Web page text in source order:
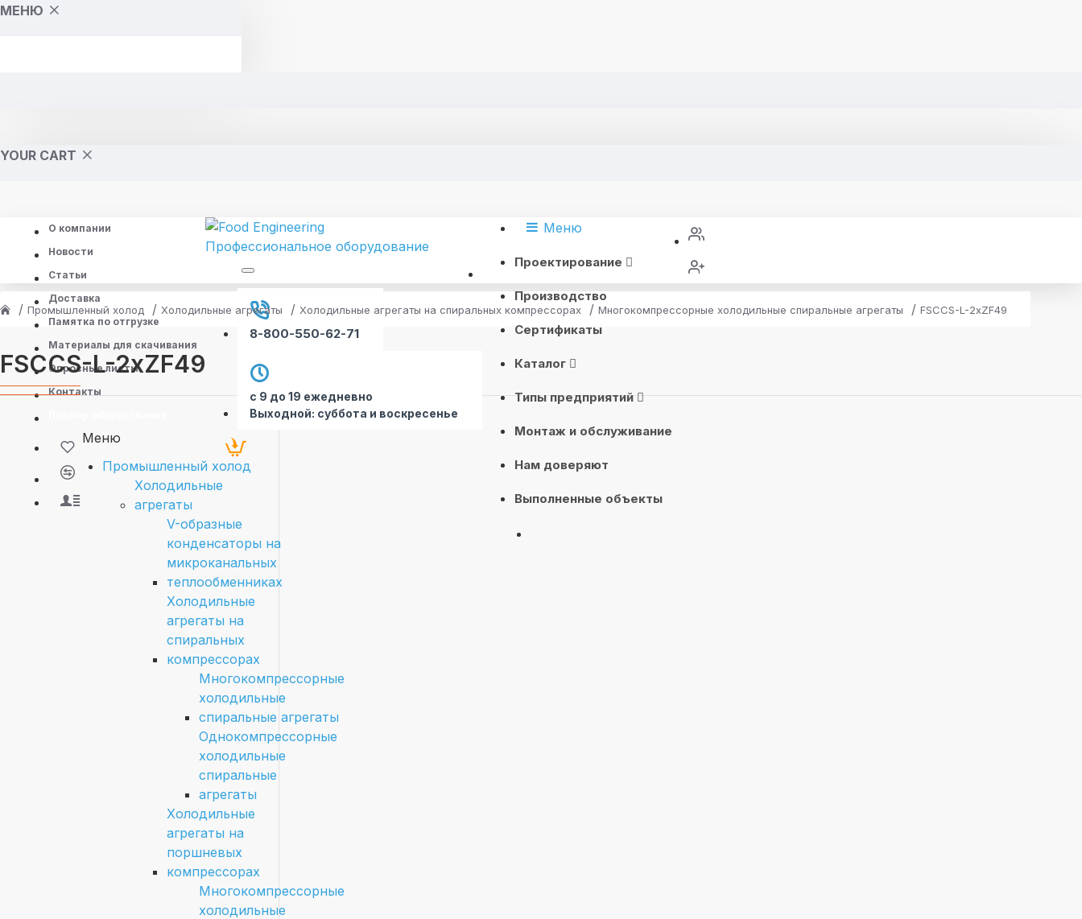
МЕНЮ
YOUR CART
О компании
Новости
Статьи
Доставка
Памятка по отгрузке
Материалы для скачивания
Опросные листы
Контакты
8-800-550-62-71
с 9 до 19 ежедневно
Выходной: суббота и воскресенье
Меню
Проектирование
Производство
Сертификаты
Каталог
Типы предприятий
Монтаж и обслуживание
Нам доверяют
Выполненные объекты
Промышленный холод Холодильные агрегаты Холодильные агрегаты на спиральных компрессорах Многокомпрессорные холодильные спиральные агрегаты FSCCS-L-2xZF49
FSCCS-L-2xZF49
Меню
Промышленный холод
Холодильные
агрегаты
V-образные
конденсаторы на
микроканальных
теплообменниках
Холодильные
агрегаты на
спиральных
компрессорах
Многокомпрессорные
холодильные
спиральные агрегаты
Однокомпрессорные
холодильные
спиральные
агрегаты
Холодильные
агрегаты на
поршневых
компрессорах
Многокомпрессорные
холодильные